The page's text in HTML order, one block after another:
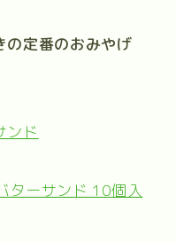
定番のおみやげ
ンド